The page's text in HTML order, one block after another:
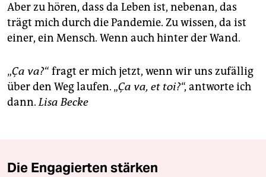
Aber zu hören, dass da Leben ist, nebenan, das
trägt mich durch die Pandemie. Zu wissen, da ist
einer, ein Mensch. Wenn auch hinter der Wand.
„Ça va?“ fragt er mich jetzt, wenn wir uns zufällig
über den Weg laufen. „Ça va, et toi?“, antworte ich
dann.Lisa Becke
Die Engagierten stärken